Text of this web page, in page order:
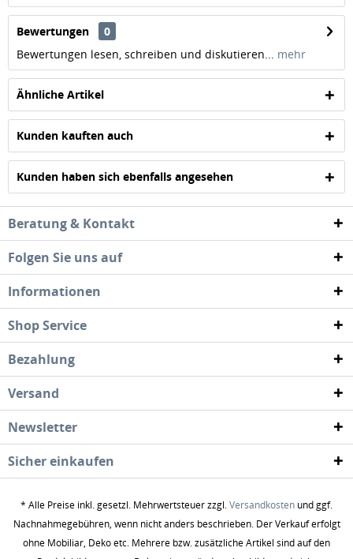
Bewertungen
0
Bewertungen lesen, schreiben und diskutieren... mehr
Ähnliche Artikel
Kunden kauften auch
Kunden haben sich ebenfalls angesehen
Beratung & Kontakt
Folgen Sie uns auf
Informationen
Shop Service
Bezahlung
Versand
Newsletter
Sicher einkaufen
* Alle Preise inkl. gesetzl. Mehrwertsteuer zzgl.Versandkosten und ggf.
Nachnahmegebühren, wenn nicht anders beschrieben. Der Verkauf erfolgt
ohne Mobiliar, Deko etc. Mehrere bzw. zusätzliche Artikel sind auf den